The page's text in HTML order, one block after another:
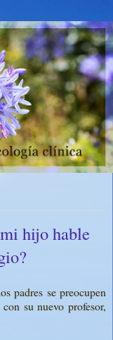
hijo hable
padres se preocupen
su nuevo profesor,